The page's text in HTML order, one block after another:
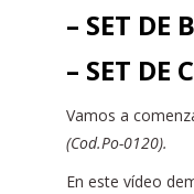
– SET DE
– SET DE
Vamos a
(Cod.Po-0120).
En este vídeo